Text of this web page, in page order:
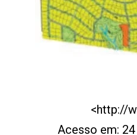
<http://
Acesso em: